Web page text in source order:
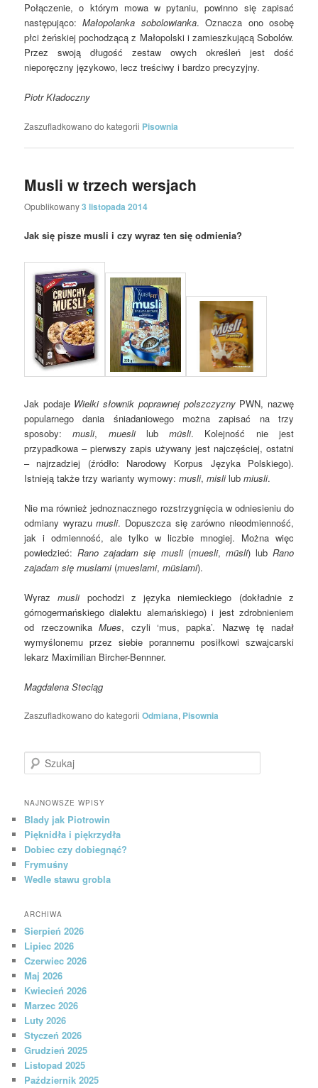
Połączenie, o którym mowa w pytaniu, powinno się zapisać
następująco:Małopolanka sobolowianka. Oznacza ono osobę
płci żeńskiej pochodzącą z Małopolski i zamieszkującą Sobolów.
Przez swoją długość zestaw owych określeń jest dość
nieporęczny językowo, lecz treściwy i bardzo precyzyjny.
Piotr Kładoczny
Zaszufladkowano do kategorii Pisownia
Musli w trzech wersjach
Opublikowany3 listopada 2014
Jak się pisze musli i czy wyraz ten się odmienia?
Jak podaje Wielki słownik poprawnej polszczyznyPWN, nazwę
popularnego dania śniadaniowego można zapisać na trzy
sposoby:musli, mueslilubmüsli. Kolejność nie jest
przypadkowa – pierwszy zapis używany jest najczęściej, ostatni
– najrzadziej (źródło: Narodowy Korpus Języka Polskiego).
Istnieją także trzy warianty wymowy:musli,mislilubmiusli.
Nie ma również jednoznacznego rozstrzygnięcia w odniesieniu do
odmiany wyrazumusli. Dopuszcza się zarówno nieodmienność,
jak i odmienność, ale tylko w liczbie mnogiej. Można więc
powiedzieć:Rano zajadam się musli(muesli, müsli) lub Rano
zajadam się muslami(mueslami,müslami).
Wyrazmusli pochodzi z języka niemieckiego (dokładnie z
górnogermańskiego dialektu alemańskiego) i jest zdrobnieniem
od rzeczownikaMues, czyli ‘mus, papka’. Nazwę tę nadał
wymyślonemu przez siebie porannemu posiłkowi szwajcarski
lekarz Maximilian Bircher-Bennner.
Magdalena Steciąg
Zaszufladkowano do kategorii Odmiana, Pisownia
Szukaj
NAJNOWSZE WPISY
Blady jak Piotrowin
Pięknidła i piękrzydła
Dobiec czy dobiegnąć?
Frymuśny
Wedle stawu grobla
ARCHIWA
Sierpień 2026
Lipiec 2026
Czerwiec 2026
Maj 2026
Kwiecień 2026
Marzec 2026
Luty 2026
Styczeń 2026
Grudzień 2025
Listopad 2025
Październik 2025